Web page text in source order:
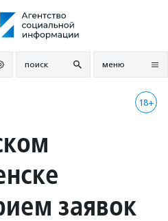
поиск меню
18+
заявок